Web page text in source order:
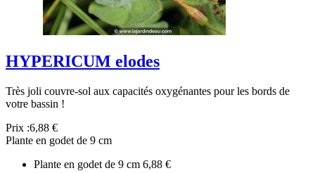
HYPERICUM elodes
Très joli couvre-sol aux capacités oxygénantes pour les bords de
votre bassin !
Prix :6,88 €
Plante en godet de 9 cm
Plante en godet de 9 cm 6,88 €